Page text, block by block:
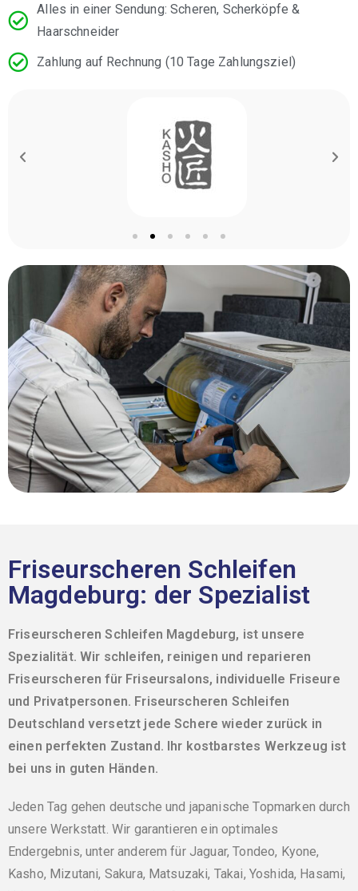
Alles in einer Sendung: Scheren, Scherköpfe &
Haarschneider
Zahlung auf Rechnung (10 Tage Zahlungsziel)
Friseurscheren Schleifen
Magdeburg: der Spezialist
Friseurscheren Schleifen Magdeburg, ist unsere
Spezialität. Wir schleifen, reinigen und reparieren
Friseurscheren für Friseursalons, individuelle Friseure
und Privatpersonen. Friseurscheren Schleifen
Deutschland versetzt jede Schere wieder zurück in
einen perfekten Zustand. Ihr kostbarstes Werkzeug ist
bei uns in guten Händen.
Jeden Tag gehen deutsche und japanische Topmarken durch
unsere Werkstatt. Wir garantieren ein optimales
Endergebnis, unter anderem für Jaguar, Tondeo, Kyone,
Kasho, Mizutani, Sakura, Matsuzaki, Takai, Yoshida, Hasami,